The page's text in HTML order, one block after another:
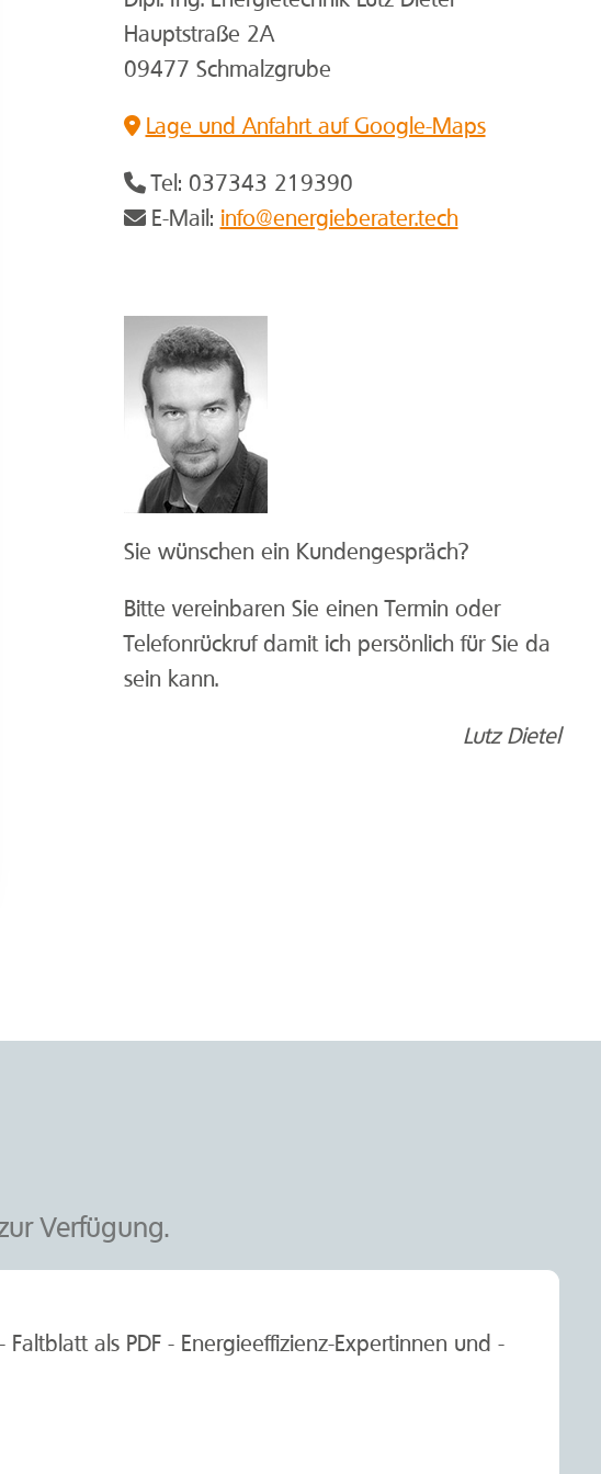
Hauptstraße 2A
09477 Schmalzgrube
Lage und Anfahrt auf Google-Maps
Tel: 037343 219390
E-Mail: info@energieberater.tech
Sie wünschen ein Kundengespräch?
Bitte vereinbaren Sie einen Termin oder
Telefonrückruf damit ich persönlich für Sie da
sein kann.
Lutz Dietel
Verfügung.
als PDF - Energieeffizienz-Expertinnen und -